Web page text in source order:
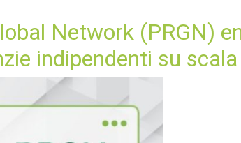
Network (PRGN)
indipendenti su